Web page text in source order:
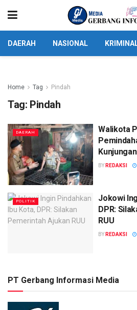
DAERAH NASIONAL
Home Tag Pindah
Tag: Pindah
DAERAH
Walikota
BY REDAKSI
POLITIK
Jokowi
DPR:
RUU
BY REDAKSI
PT Gerbang Informasi Media